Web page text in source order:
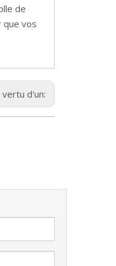
de
que vos
vertu d'un: